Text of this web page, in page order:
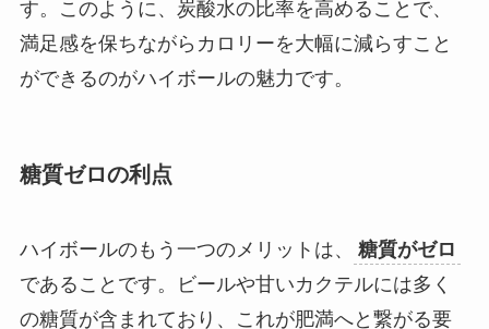
す。このように、炭酸水の比率を高めることで、
満足感を保ちながらカロリーを大幅に減らすこと
ができるのがハイボールの魅力です。
糖質ゼロの利点
ハイボールのもう一つのメリットは、
糖質がゼロ
であることです。ビールや甘いカクテルには多く
の糖質が含まれており、これが肥満へと繋がる要